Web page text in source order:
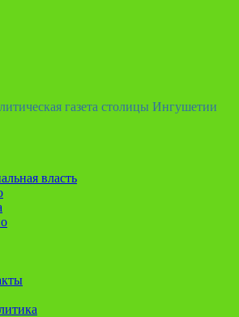
газета столицы Ингушетии
власть